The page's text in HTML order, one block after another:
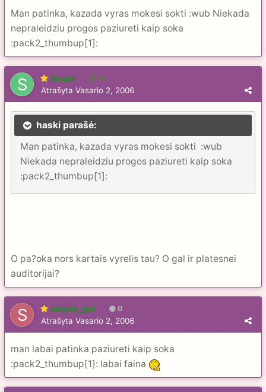
Man patinka, kazada vyras mokesi sokti :wub Niekada
nepraleidziu progos paziureti kaip soka
:pack2_thumbup[1]:
Snapė 13
Atrašyta Vasario 2, 2006
haski parašė:
Man patinka, kazada vyras mokesi sokti :wub
Niekada nepraleidziu progos paziureti kaip soka
:pack2_thumbup[1]:
O pa?oka nors kartais vyrelis tau? O gal ir platesnei
auditorijai?
simple_girl 0
Atrašyta Vasario 2, 2006
man labai patinka paziureti kaip soka
:pack2_thumbup[1]: labai faina